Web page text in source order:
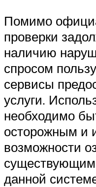
Помимо
проверки
наличию
спросом
сервисы
услуги.
необходимо
осторожным и
возможности
данной